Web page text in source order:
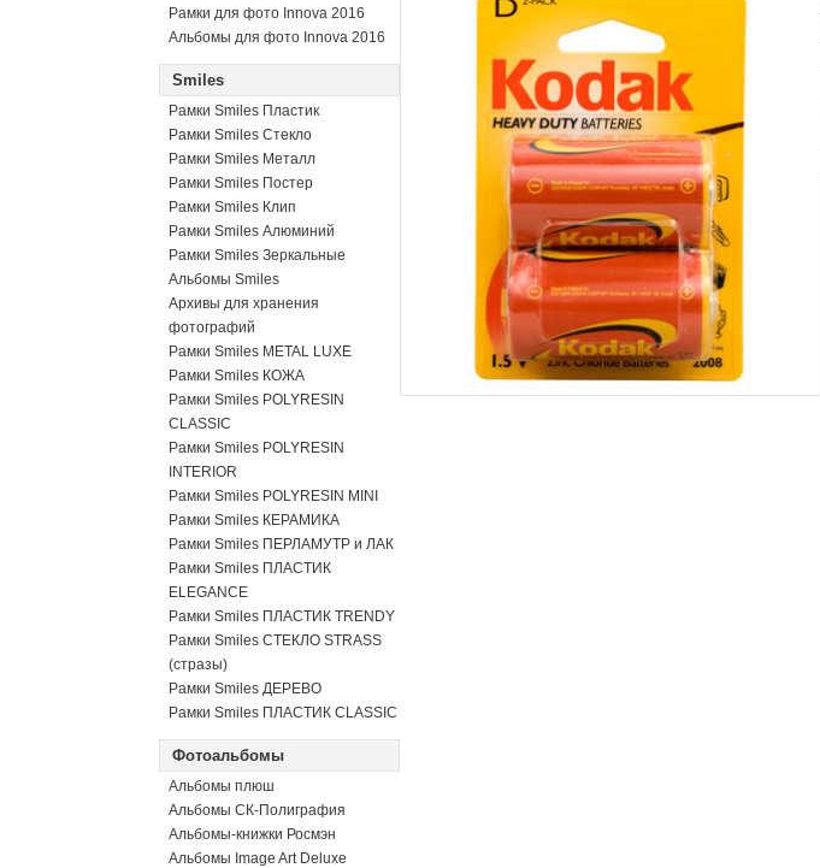
Рамки для фото Innova 2016
Альбомы для фото Innova 2016
Smiles
Рамки Smiles Пластик
Рамки Smiles Стекло
Рамки Smiles Металл
Рамки Smiles Постер
Рамки Smiles Клип
Рамки Smiles Алюминий
Рамки Smiles Зеркальные
Альбомы Smiles
Архивы для хранения
фотографий
Рамки Smiles METAL LUXE
Рамки Smiles КОЖА
Рамки Smiles POLYRESIN
CLASSIC
Рамки Smiles POLYRESIN
INTERIOR
Рамки Smiles POLYRESIN MINI
Рамки Smiles КЕРАМИКА
Рамки Smiles ПЕРЛАМУТР и ЛАК
Рамки Smiles ПЛАСТИК
ELEGANCE
Рамки Smiles ПЛАСТИК TRENDY
Рамки Smiles СТЕКЛО STRASS
(стразы)
Рамки Smiles ДЕРЕВО
Рамки Smiles ПЛАСТИК CLASSIC
Фотоальбомы
Альбомы плюш
Альбомы СК-Полиграфия
Альбомы-книжки Росмэн
Альбомы Image Art Deluxe